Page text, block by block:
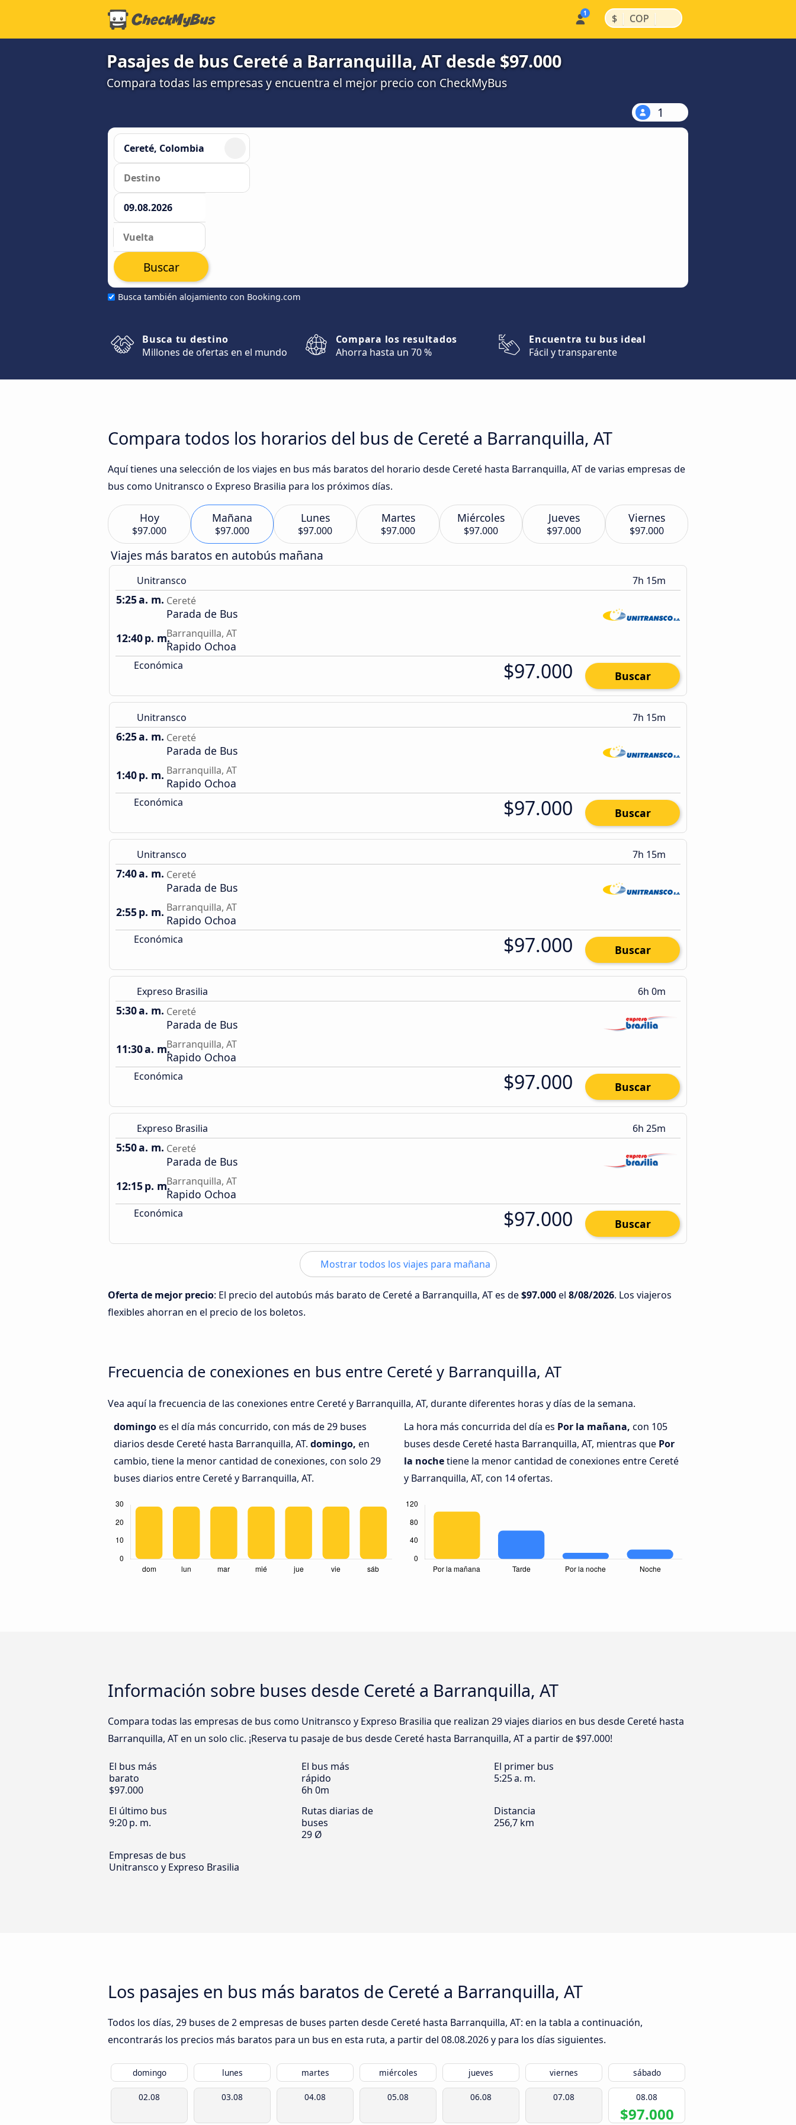
$ | COP |
Pasajes de bus Cereté a Barranquilla, AT desde $97.000
Compara todas las empresas y encuentra el mejor precio con CheckMyBus
1
Busca también alojamiento con Booking.com
Buscar
Busca tu destino
Millones de ofertas en el mundo
Compara los resultados
Ahorra hasta un 70 %
Encuentra tu bus ideal
Fácil y transparente
Compara todos los horarios del bus de Cereté a Barranquilla, AT
Aquí tienes una selección de los viajes en bus más baratos del horario desde Cereté hasta Barranquilla, AT de varias empresas de
bus como Unitransco o Expreso Brasilia para los próximos días.
Hoy
$97.000
Mañana
$97.000
Lunes
$97.000
Martes
$97.000
Miércoles
$97.000
Jueves
$97.000
Viernes
$97.000
Viajes más baratos en autobús mañana
Unitransco 7h 15m
5:25 a. m. Cereté
Parada de Bus
12:40 p. m.Barranquilla, AT
Rapido Ochoa
Económica $97.000 Buscar
Unitransco 7h 15m
6:25 a. m. Cereté
Parada de Bus
1:40 p. m. Barranquilla, AT
Rapido Ochoa
Económica $97.000 Buscar
Unitransco 7h 15m
7:40 a. m. Cereté
Parada de Bus
2:55 p. m. Barranquilla, AT
Rapido Ochoa
Económica $97.000 Buscar
Expreso Brasilia 6h 0m
5:30 a. m. Cereté
Parada de Bus
11:30 a. m.Barranquilla, AT
Rapido Ochoa
Económica $97.000 Buscar
Expreso Brasilia 6h 25m
5:50 a. m. Cereté
Parada de Bus
12:15 p. m.Barranquilla, AT
Rapido Ochoa
Económica $97.000 Buscar
Mostrar todos los viajes para mañana
Oferta de mejor precio: El precio del autobús más barato de Cereté a Barranquilla, AT es de$97.000el 8/08/2026. Los viajeros
flexibles ahorran en el precio de los boletos.
Frecuencia de conexiones en bus entre Cereté y Barranquilla, AT
Vea aquí la frecuencia de las conexiones entre Cereté y Barranquilla, AT, durante diferentes horas y días de la semana.
domingoes el día más concurrido, con más de 29 buses
diarios desde Cereté hasta Barranquilla, AT. domingo, en
cambio, tiene la menor cantidad de conexiones, con solo 29
buses diarios entre Cereté y Barranquilla, AT.
La hora más concurrida del día es Por la mañana, con 105
buses desde Cereté hasta Barranquilla, AT, mientras que Por
la nochetiene la menor cantidad de conexiones entre Cereté
y Barranquilla, AT, con 14 ofertas.
Información sobre buses desde Cereté a Barranquilla, AT
Compara todas las empresas de bus como Unitransco y Expreso Brasilia que realizan 29 viajes diarios en bus desde Cereté hasta
Barranquilla, AT en un solo clic. ¡Reserva tu pasaje de bus desde Cereté hasta Barranquilla, AT a partir de $97.000!
El bus más
barato
$97.000
El bus más
rápido
6h 0m
El primer bus
5:25 a. m.
El último bus
9:20 p. m.
Rutas diarias de
buses
29 Ø
Distancia
256,7 km
Empresas de bus
Unitransco y Expreso Brasilia
Los pasajes en bus más baratos de Cereté a Barranquilla, AT
Todos los días, 29 buses de 2 empresas de buses parten desde Cereté hasta Barranquilla, AT: en la tabla a continuación,
encontrarás los precios más baratos para un bus en esta ruta, a partir del 08.08.2026y para los días siguientes.
domingo lunes martes miércoles jueves viernes sábado
02.08 03.08 04.08 05.08 06.08 07.08 08.08
$97.000